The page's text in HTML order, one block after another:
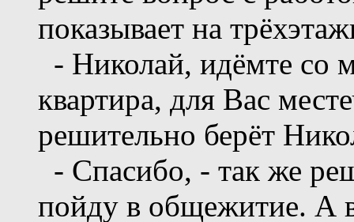
показывает на
- Николай, идёмте со
квартира, для Вас
решительно берёт
- Спасибо, - так же
пойду в общежитие. А